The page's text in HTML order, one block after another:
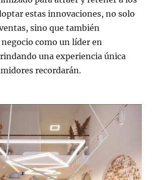
estas innovaciones, no solo
sino que también
como un líder en
una experiencia única
recordarán.